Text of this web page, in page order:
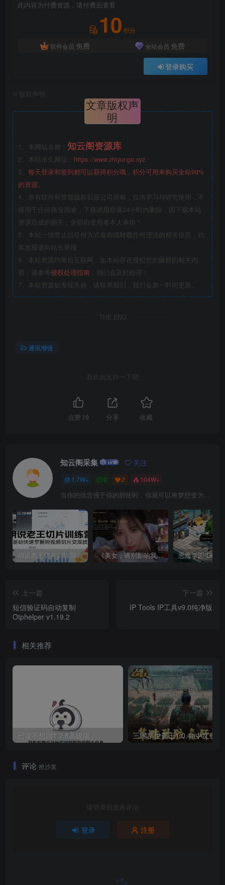
此内容为付费资源，请付费后查看
10 积分
软件会员 免费 全站会员 免费
登录购买
版权声明
文章版权声
明
1、本网站名称： 知云阁资源库
2、本站永久网址： https://www.zhiyunge.xyz
3、 每天登录和签到都可以获得积分哦，积分可用来购买全站99%
的资源。
4、所有软件和资源版权归原公司所有，仅供学习与研究使用，不
得用于任何商业用途，下载试用后请24小时内删除，因下载本站
资源造成的损失，全部由使用者本人承担！
5、本站一律禁止以任何方式发布或转载任何违法的相关信息，访
客发现请向站长举报
6、本站资源均来自互联网，如本站存在侵犯您的版权的相关内
容，请参考侵权处理指南 ，我们会及时处理！
7、本站资源如发现失效，请联系我们，我们会第一时间更新。
THE END
通讯增强
喜欢就支持一下吧
点赞 19 分享 收藏
知云阁采集 关注
1.7W+ 0 2 104W+
当你的信念强于你的胆怯时，你就可以将梦想变为现实了
胡说老王切片训练营，零基础快速掌握短视频切片变现技巧 《美女，请别影响我成仙全球版》中文版
上一篇
短信验证码自动复制
Otphelper v1.19.2
下一篇
IP Tools IP工具v9.0纯净版
相关推荐
已读不想回1.2.8高级版
评论 抢沙发
请登录后发表评论
登录 注册